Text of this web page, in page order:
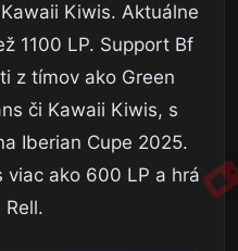
Kiwis. Aktuálne
1100 LP. Support Bf
z tímov ako Green
či Kawaii Kiwis, s
Iberian Cupe 2025.
viac ako 600 LP a hrá